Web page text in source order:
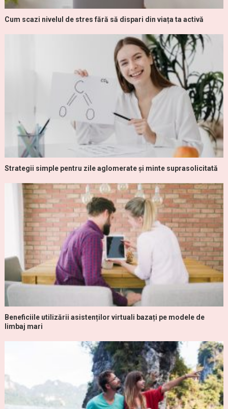
Cum scazi nivelul de stres fără să dispari din viața ta activă
Strategii simple pentru zile aglomerate și minte suprasolicitată
Beneficiile utilizării asistenților virtuali bazați pe modele de
limbaj mari